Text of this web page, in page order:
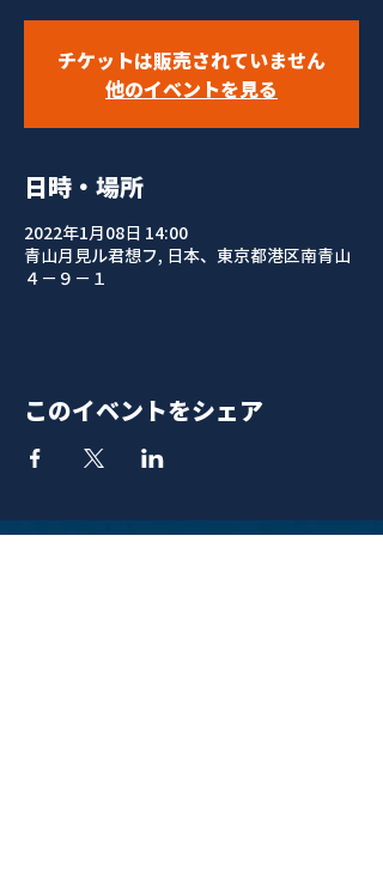
チケットは販売されていません
他のイベントを見る
日時・場所
2022年1月08日 14:00
青山月見ル君想フ, 日本、東京都港区南青山
４−９−１
このイベントをシェア